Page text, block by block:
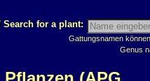
Search for a plant:
Gattungsnamen
Genus